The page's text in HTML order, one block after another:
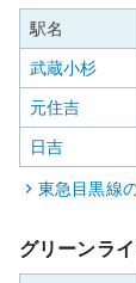
駅名
武蔵小杉
元住吉
日吉
東急目黒線
グリーンラ